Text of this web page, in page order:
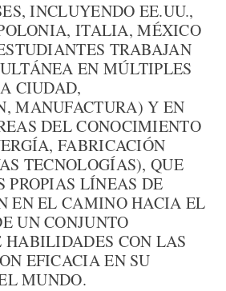
INCLUYENDO EE.UU.,
ITALIA, MÉXICO
TRABAJAN
EN MÚLTIPLES
CIUDAD,
MANUFACTURA) Y EN
DEL CONOCIMIENTO
FABRICACIÓN
TECNOLOGÍAS), QUE
PROPIAS LÍNEAS DE
EN EL CAMINO HACIA EL
UN CONJUNTO
HABILIDADES CON LAS
EFICACIA EN SU
MUNDO.